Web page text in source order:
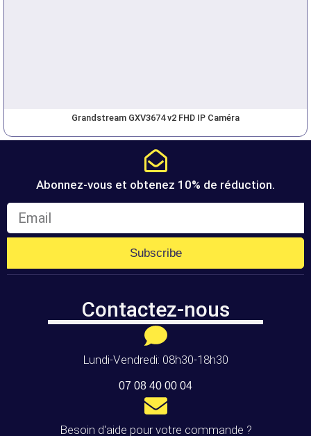
Grandstream GXV3674 v2 FHD IP Caméra
Abonnez-vous et obtenez 10% de réduction.
Subscribe
Contactez-nous
Lundi-Vendredi: 08h30-18h30
07 08 40 00 04
Besoin d'aide pour votre commande ?